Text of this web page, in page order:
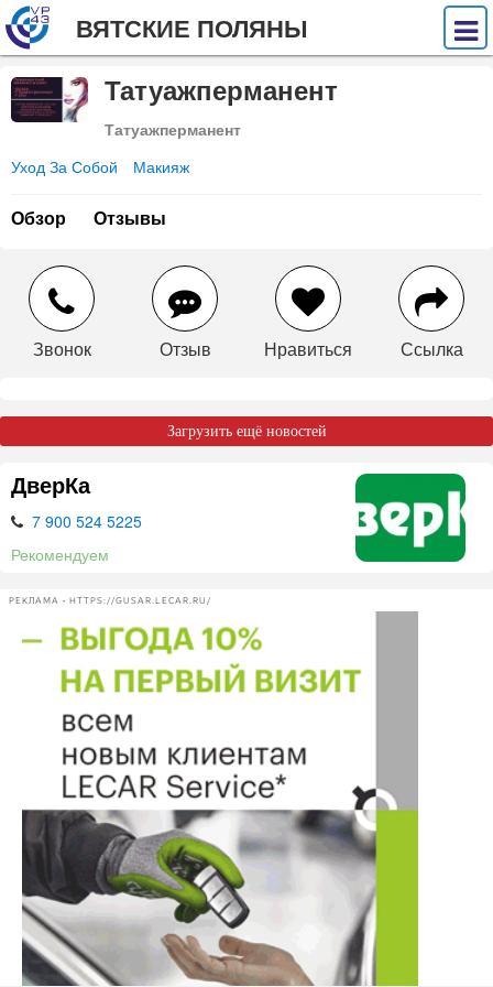
ВЯТСКИЕ ПОЛЯНЫ
Татуажперманент
Татуажперманент
Уход За Собой Макияж
Обзор Отзывы
Звонок Отзыв Нравиться Ссылка
Загрузить ещё новостей
ДверКа
7 900 524 5225
Рекомендуем
РЕКЛАМА • HTTPS://GUSAR.LECAR.RU/